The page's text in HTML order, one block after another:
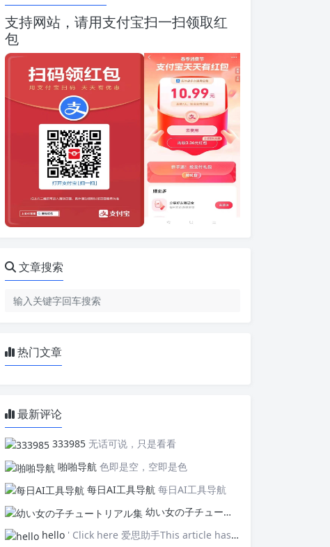
支持网站，请用支付宝扫一扫领取红
包
文章搜索
热门文章
最新评论
333985 无话可说，只是看看
啪啪导航 色即是空，空即是色
每日AI工具导航 每日AI工具导航
幼い女の子チュートリアル集
hello ' Click here 爱思助手This article has opened my eyes to new ideas—thank you!